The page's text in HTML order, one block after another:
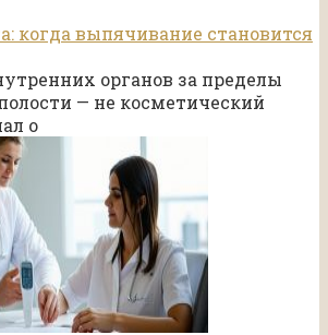
когда выпячивание становится
органов за пределы
— не косметический
о